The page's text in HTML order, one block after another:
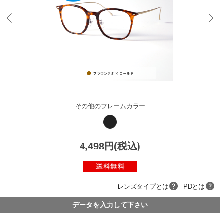
その他のフレームカラー
4,498円(税込)
レンズタイプとは PDとは
データを入力して下さい